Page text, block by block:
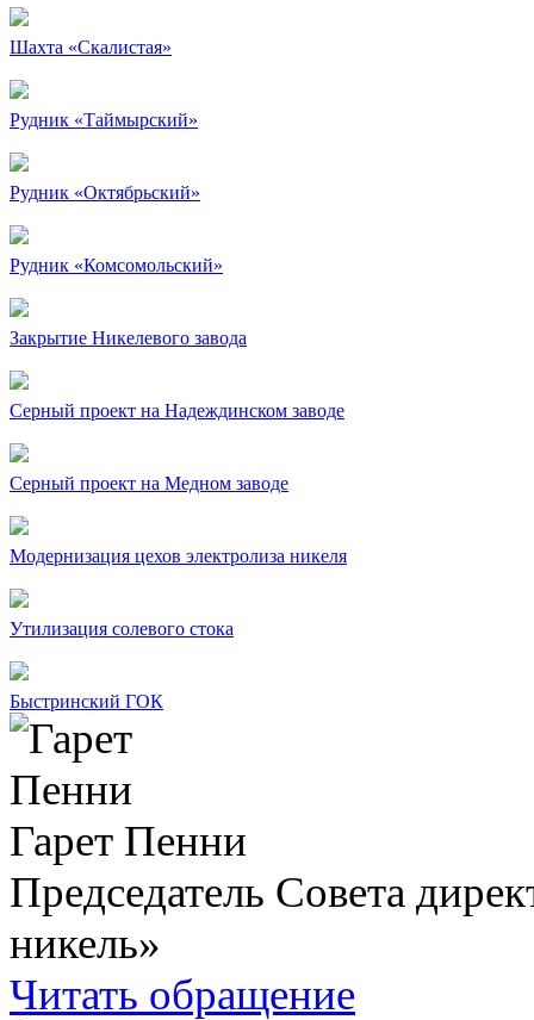
Шахта «Скалистая»
Рудник «Таймырский»
Рудник «Октябрьский»
Рудник «Комсомольский»
Закрытие Никелевого завода
Серный проект на Надеждинском заводе
Серный проект на Медном заводе
Модернизация цехов электролиза никеля
Утилизация солевого стока
Быстринский ГОК
Гарет Пенни
Председатель Совета
никель»
Читать обращение